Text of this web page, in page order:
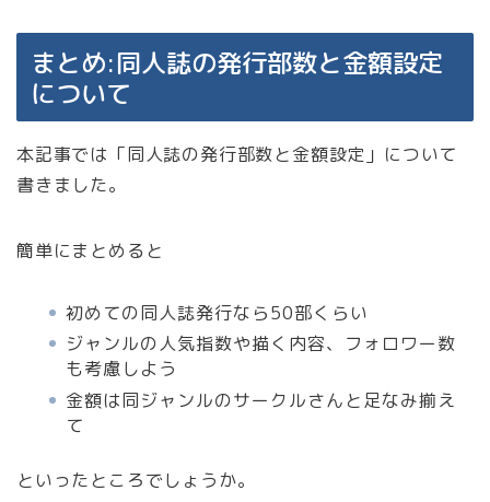
まとめ:同人誌の発行部数と金額設定
について
本記事では「同人誌の発行部数と金額設定」について
書きました。
簡単にまとめると
初めての同人誌発行なら50部くらい
ジャンルの人気指数や描く内容、フォロワー数
も考慮しよう
金額は同ジャンルのサークルさんと足なみ揃え
て
といったところでしょうか。